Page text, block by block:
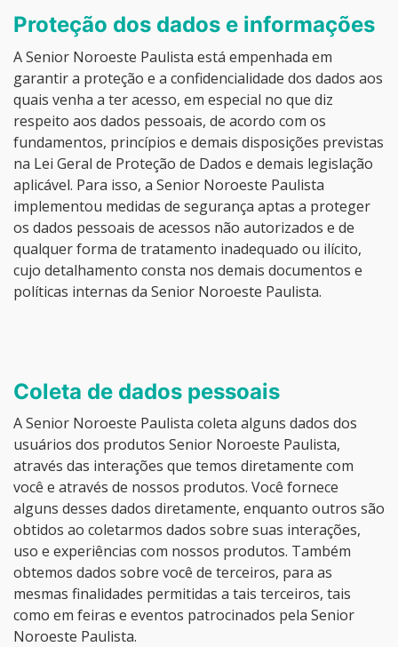
Proteção dos dados e informações
A Senior Noroeste Paulista está empenhada em
garantir a proteção e a confidencialidade dos dados aos
quais venha a ter acesso, em especial no que diz
respeito aos dados pessoais, de acordo com os
fundamentos, princípios e demais disposições previstas
na Lei Geral de Proteção de Dados e demais legislação
aplicável. Para isso, a Senior Noroeste Paulista
implementou medidas de segurança aptas a proteger
os dados pessoais de acessos não autorizados e de
qualquer forma de tratamento inadequado ou ilícito,
cujo detalhamento consta nos demais documentos e
políticas internas da Senior Noroeste Paulista.
Coleta de dados pessoais
A Senior Noroeste Paulista coleta alguns dados dos
usuários dos produtos Senior Noroeste Paulista,
através das interações que temos diretamente com
você e através de nossos produtos. Você fornece
alguns desses dados diretamente, enquanto outros são
obtidos ao coletarmos dados sobre suas interações,
uso e experiências com nossos produtos. Também
obtemos dados sobre você de terceiros, para as
mesmas finalidades permitidas a tais terceiros, tais
como em feiras e eventos patrocinados pela Senior
Noroeste Paulista.